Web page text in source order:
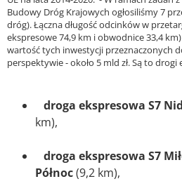
Budowy Dróg Krajowych ogłosiliśmy 7
dróg). Łączna długość odcinków w
ekspresowe 74,9 km i obwodnice 33,4
wartość tych inwestycji przeznaczonych
perspektywie - około 5 mld zł. Są to drogi
droga ekspresowa S7
km),
droga ekspresowa S7
Północ(9,2 km),